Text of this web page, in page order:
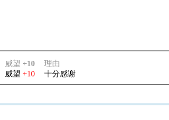
威望 +10
理由
威望 +10 十分感谢